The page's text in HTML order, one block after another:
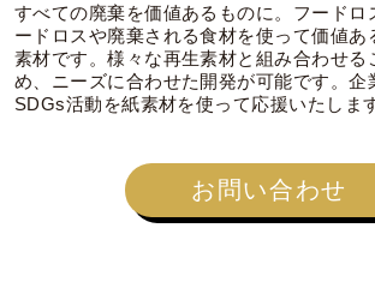
すべての廃棄を価値あるものに。フードロ
ードロスや廃棄される食材を使って価値あ
素材です。様々な再生素材と組み合わせる
め、ニーズに合わせた開発が可能です。企
SDGs活動を紙素材を使って応援いたしま
お問い合わせ